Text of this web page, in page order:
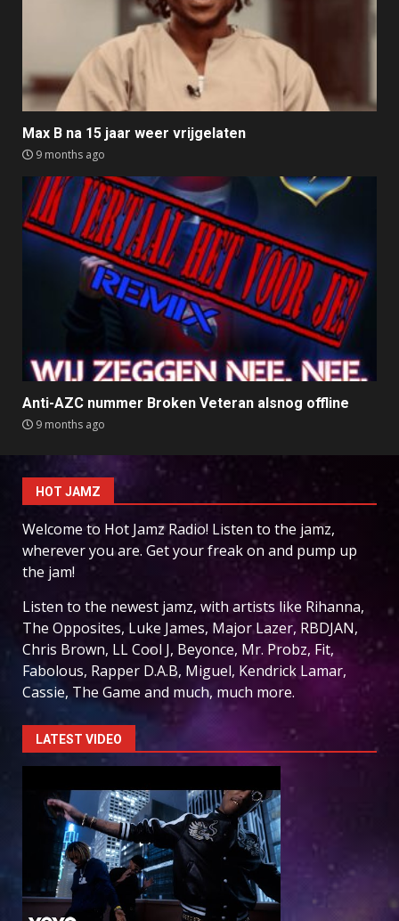
Max B na 15 jaar weer vrijgelaten
9 months ago
Anti-AZC nummer Broken Veteran alsnog offline
9 months ago
HOT JAMZ
Welcome to Hot Jamz Radio! Listen to the jamz,
wherever you are. Get your freak on and pump up
the jam!
Listen to the newest jamz, with artists like Rihanna,
The Opposites, Luke James, Major Lazer, RBDJAN,
Chris Brown, LL Cool J, Beyonce, Mr. Probz, Fit,
Fabolous, Rapper D.A.B, Miguel, Kendrick Lamar,
Cassie, The Game and much, much more.
LATEST VIDEO